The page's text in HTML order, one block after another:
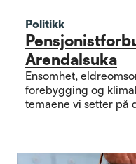
Politikk
Arendalsuka
Ensomhet,
forebygging og
temaene vi setter på